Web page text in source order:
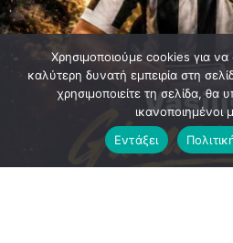
Χρησιμοποιούμε cookies για
καλύτερη δυνατή εμπειρία στη
χρησιμοποιείτε τη σελίδα, θα
ικανοποιημένοι
Εντάξει